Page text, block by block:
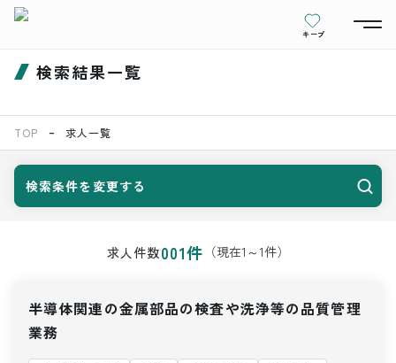
キープ
検索結果一覧
TOP 求人一覧
検索条件を変更する
求人件数001件 （現在1 ～1件）
半導体関連の金属部品の検査や洗浄等の品質管理
業務